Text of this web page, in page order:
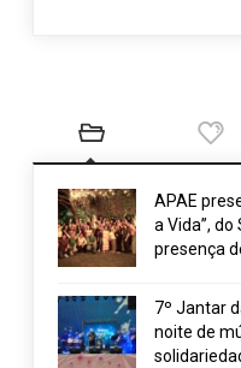
APAE
a Vida”,
presença
7º Jantar
noite de